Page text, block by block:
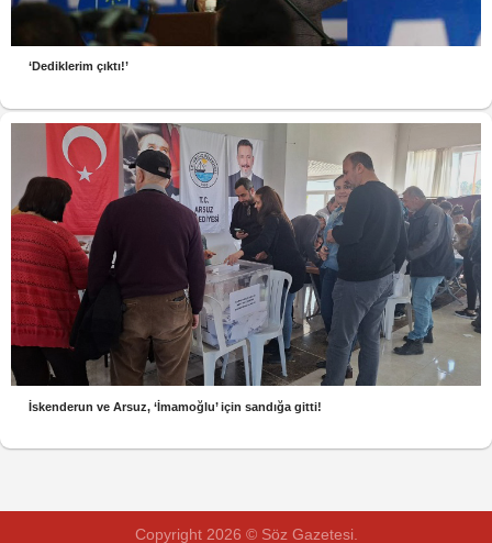
‘Dediklerim çıktı!’
İskenderun ve Arsuz, ‘İmamoğlu’ için sandığa gitti!
Copyright 2026 © Söz Gazetesi.